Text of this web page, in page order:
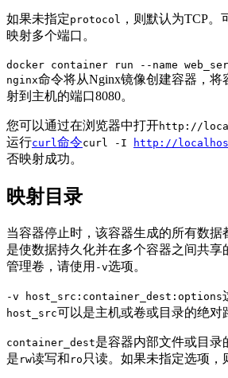
如果未指定protocol ，则默认为TCP。
映射多个端口。
docker container run --name
nginx命令将从Nginx镜像创建容器，将
射到主机的端口8080。
您可以通过在浏览器中打开http://
运行curl 命令curl -I http://
否映射成功。
映射目录
当容器停止时，该容器生成的所有数据
是使数据持久化并在多个容器之间共享
管理卷，请使用 -v选项。
-v host_src:container_dest:options
host_src可以是主机或卷或目录的绝对
container_dest是容器内部文件或目录
是 rw读写和 ro 只读。如果未指定选项，